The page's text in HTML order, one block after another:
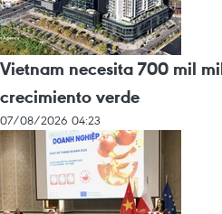
Vietnam necesita 700 mil
crecimiento verde
07/08/2026 04:23